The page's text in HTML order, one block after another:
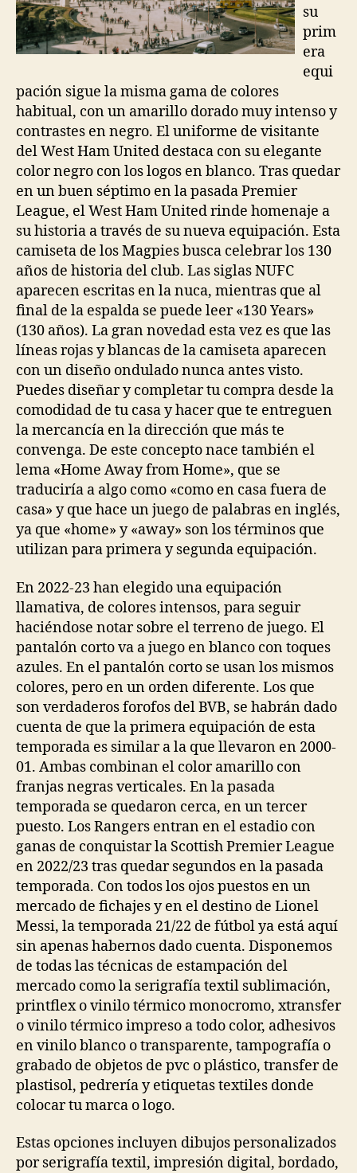
su
prim
era
equi
pación sigue la misma gama de colores
habitual, con un amarillo dorado muy intenso y
contrastes en negro. El uniforme de visitante
del West Ham United destaca con su elegante
color negro con los logos en blanco. Tras quedar
en un buen séptimo en la pasada Premier
League, el West Ham United rinde homenaje a
su historia a través de su nueva equipación. Esta
camiseta de los Magpies busca celebrar los 130
años de historia del club. Las siglas NUFC
aparecen escritas en la nuca, mientras que al
final de la espalda se puede leer «130 Years»
(130 años). La gran novedad esta vez es que las
líneas rojas y blancas de la camiseta aparecen
con un diseño ondulado nunca antes visto.
Puedes diseñar y completar tu compra desde la
comodidad de tu casa y hacer que te entreguen
la mercancía en la dirección que más te
convenga. De este concepto nace también el
lema «Home Away from Home», que se
traduciría a algo como «como en casa fuera de
casa» y que hace un juego de palabras en inglés,
ya que «home» y «away» son los términos que
utilizan para primera y segunda equipación.
En 2022-23 han elegido una equipación
llamativa, de colores intensos, para seguir
haciéndose notar sobre el terreno de juego. El
pantalón corto va a juego en blanco con toques
azules. En el pantalón corto se usan los mismos
colores, pero en un orden diferente. Los que
son verdaderos forofos del BVB, se habrán dado
cuenta de que la primera equipación de esta
temporada es similar a la que llevaron en 2000-
01. Ambas combinan el color amarillo con
franjas negras verticales. En la pasada
temporada se quedaron cerca, en un tercer
puesto. Los Rangers entran en el estadio con
ganas de conquistar la Scottish Premier League
en 2022/23 tras quedar segundos en la pasada
temporada. Con todos los ojos puestos en un
mercado de fichajes y en el destino de Lionel
Messi, la temporada 21/22 de fútbol ya está aquí
sin apenas habernos dado cuenta. Disponemos
de todas las técnicas de estampación del
mercado como la serigrafía textil sublimación,
printflex o vinilo térmico monocromo, xtransfer
o vinilo térmico impreso a todo color, adhesivos
en vinilo blanco o transparente, tampografía o
grabado de objetos de pvc o plástico, transfer de
plastisol, pedrería y etiquetas textiles donde
colocar tu marca o logo.
Estas opciones incluyen dibujos personalizados
por serigrafía textil, impresión digital, bordado,